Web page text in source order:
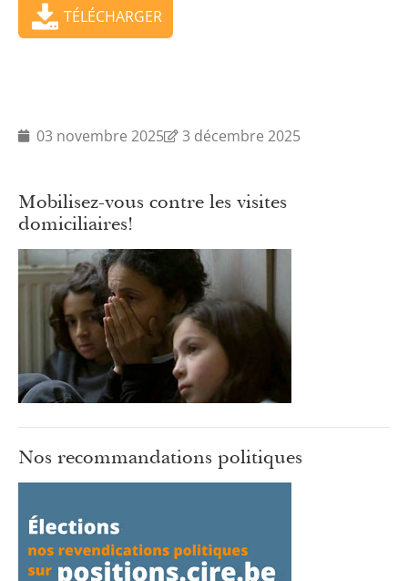
TÉLÉCHARGER
03 novembre 2025 3 décembre 2025
Mobilisez-vous contre les visites
domiciliaires!
Nos recommandations politiques